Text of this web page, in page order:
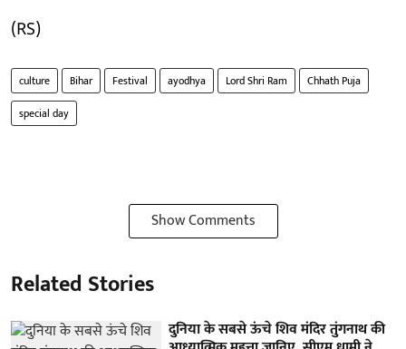
(RS)
culture Bihar Festival ayodhya Lord Shri Ram
Chhath Puja
special day
Show Comments
Related Stories
दुनिया के सबसे ऊंचे शिव मंदिर तुंगनाथ की